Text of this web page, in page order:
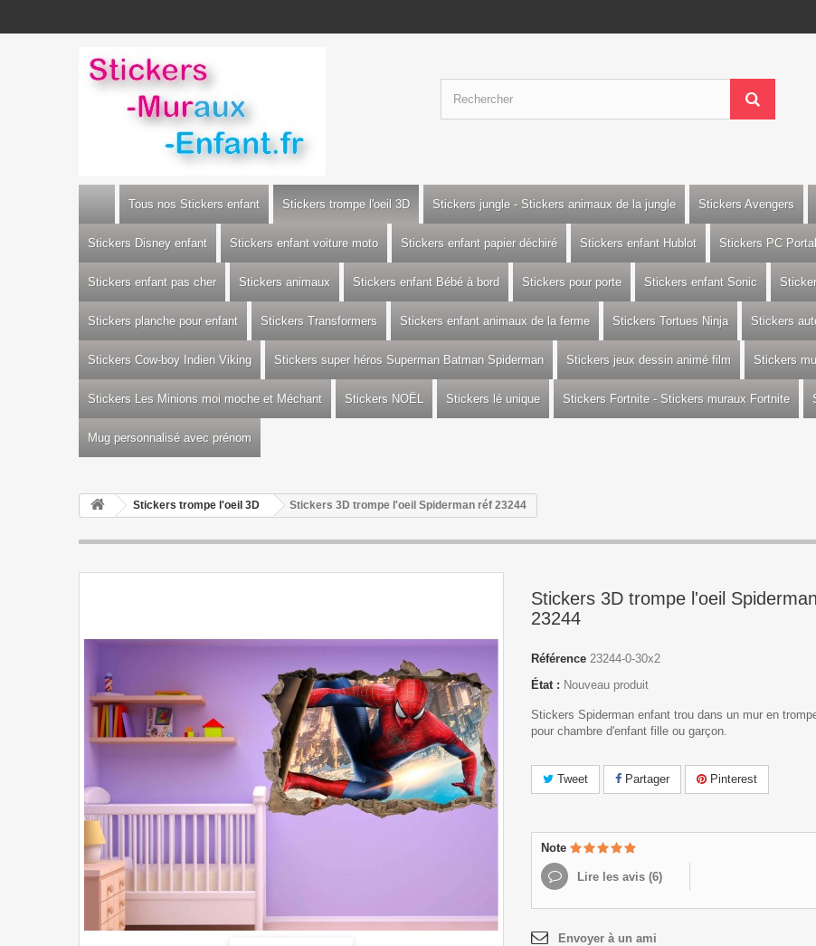
Tous nos Stickers enfant Stickers trompe l'oeil 3D Stickers jungle - Stickers animaux de la jungle Stickers Avengers
Stickers Disney enfant Stickers enfant voiture moto Stickers enfant papier déchiré Stickers enfant Hublot Stickers PC
Stickers enfant pas cher Stickers animaux Stickers enfant Bébé à bord Stickers pour porte Stickers enfant Sonic
Stickers planche pour enfant Stickers Transformers Stickers enfant animaux de la ferme Stickers Tortues Ninja Stickers
Stickers Cow-boy Indien Viking Stickers super héros Superman Batman Spiderman Stickers jeux dessin animé film Stickers
Stickers Les Minions moi moche et Méchant Stickers NOËL Stickers lé unique Stickers Fortnite - Stickers muraux Fortnite
Mug personnalisé avec prénom
Stickers trompe l'oeil 3D Stickers 3D trompe l'oeil Spiderman réf 23244
Stickers 3D trompe l'oeil
23244
Référence 23244-0-30x2
État : Nouveau produit
Stickers Spiderman enfant trou dans un mur en
pour chambre d'enfant fille ou garçon.
Tweet Partager Pinterest
Note
Lire les avis (6)
Envoyer à un ami